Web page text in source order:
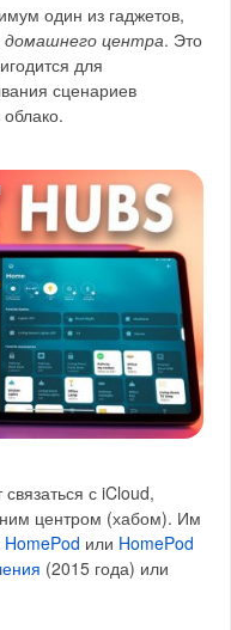
один из гаджетов,
домашнего центра. Это
для
сценариев
с iCloud,
центром (хабом). Им
HomePod или HomePod
(2015 года) или